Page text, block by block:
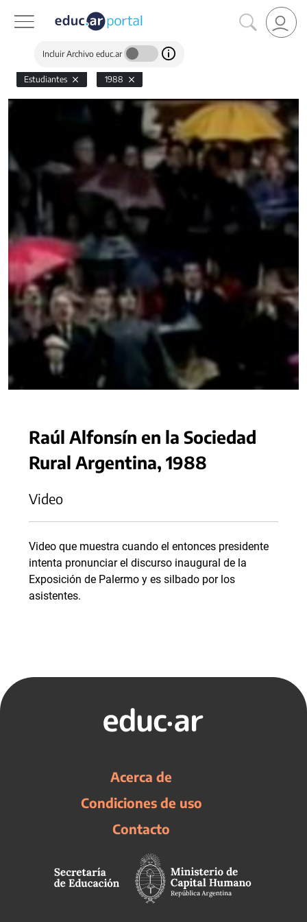
Incluir Archivo educ.ar
Estudiantes 1988
Raúl Alfonsín en la Sociedad
Rural Argentina, 1988
Video
Video que muestra cuando el entonces presidente
intenta pronunciar el discurso inaugural de la
Exposición de Palermo y es silbado por los
asistentes.
Acerca de
Condiciones de uso
Contacto